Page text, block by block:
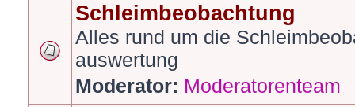
Schleimbeobachtung
Alles rund um die
auswertung
Moderator: Moderatorenteam